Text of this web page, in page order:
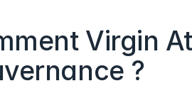
Virgin
?